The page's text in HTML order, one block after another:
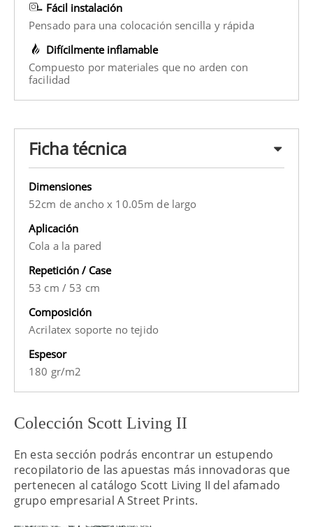
Fácil instalación
Pensado para una colocación sencilla y rápida
Difícilmente inflamable
Compuesto por materiales que no arden con
facilidad
Ficha técnica
Dimensiones
52cm de ancho x 10.05m de largo
Aplicación
Cola a la pared
Repetición / Case
53 cm / 53 cm
Composición
Acrilatex soporte no tejido
Espesor
180 gr/m2
Colección Scott Living II
En esta sección podrás encontrar un estupendo
recopilatorio de las apuestas más innovadoras que
pertenecen al catálogo Scott Living II del afamado
grupo empresarial A Street Prints.